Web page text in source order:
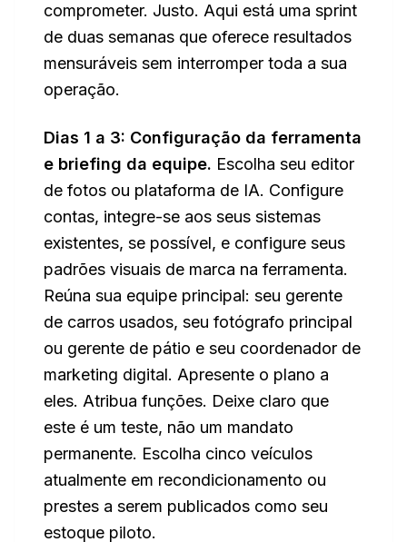
comprometer. Justo. Aqui está uma sprint
de duas semanas que oferece resultados
mensuráveis sem interromper toda a sua
operação.
Dias 1 a 3: Configuração da ferramenta
e briefing da equipe. Escolha seu editor
de fotos ou plataforma de IA. Configure
contas, integre-se aos seus sistemas
existentes, se possível, e configure seus
padrões visuais de marca na ferramenta.
Reúna sua equipe principal: seu gerente
de carros usados, seu fotógrafo principal
ou gerente de pátio e seu coordenador de
marketing digital. Apresente o plano a
eles. Atribua funções. Deixe claro que
este é um teste, não um mandato
permanente. Escolha cinco veículos
atualmente em recondicionamento ou
prestes a serem publicados como seu
estoque piloto.